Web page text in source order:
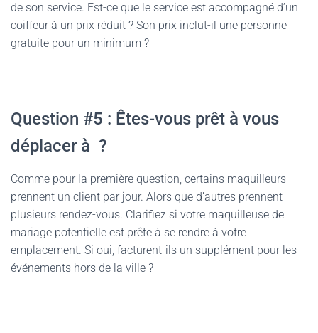
de son service. Est-ce que le service est accompagné d’un
coiffeur à un prix réduit ? Son prix inclut-il une personne
gratuite pour un minimum ?
Question #5 : Êtes-vous prêt à vous
déplacer à ?
Comme pour la première question, certains maquilleurs
prennent un client par jour. Alors que d’autres prennent
plusieurs rendez-vous. Clarifiez si votre maquilleuse de
mariage potentielle est prête à se rendre à votre
emplacement. Si oui, facturent-ils un supplément pour les
événements hors de la ville ?